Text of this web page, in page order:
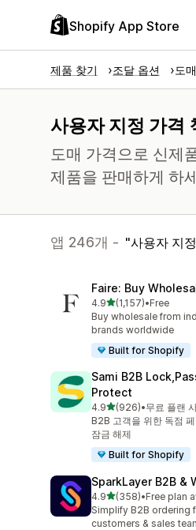
Shopify App Store
제품 찾기 조달 옵션 도매
사용자 지정 가격
도매 가격으로 신제
제품을 판매하게 하
앱 246개 - 사용자 지
Faire: Buy
4.9별 5개 중
(1,157)
총 리뷰 1157개
•Free
Buy wholesale from
brands worldwide
Built for Shopify
Sami B2B
Protect
4.9별 5개 중
(926)
총 리뷰 926개
•무료 플랜
B2B 고객을 위한 독점
잠금 해제
Built for Shopify
SparkLayer B2B &
4.9별 5개 중
(358)
총 리뷰 358개
•Free plan
Simplify B2B ordering
customers & sales